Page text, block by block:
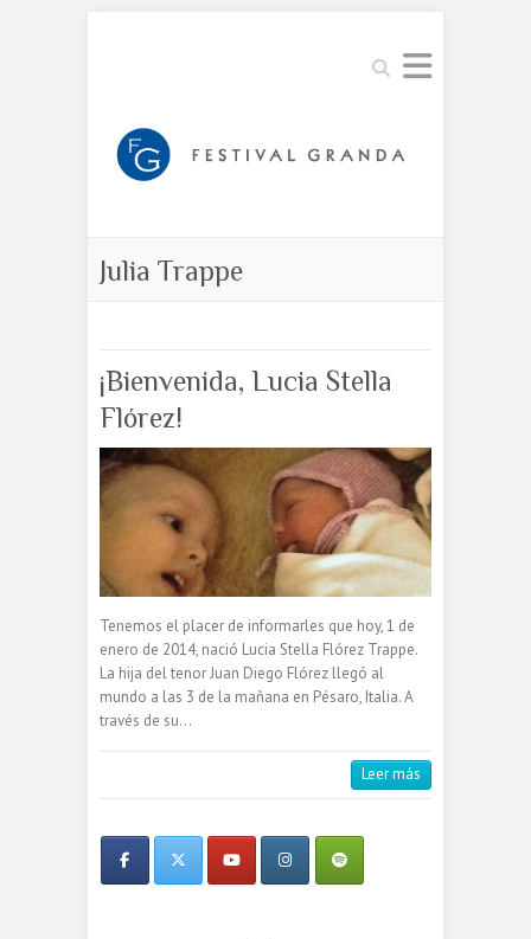
Buscar
Julia Trappe
¡Bienvenida, Lucia Stella
Flórez!
Tenemos el placer de informarles que hoy, 1 de
enero de 2014, nació Lucia Stella Flórez Trappe.
La hija del tenor Juan Diego Flórez llegó al
mundo a las 3 de la mañana en Pésaro, Italia. A
través de su…
Leer más